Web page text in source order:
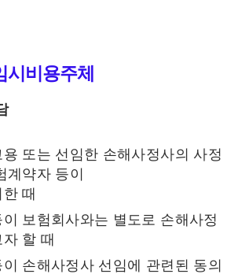
시비용주체
또는 선임한 손해사정사의 사정
계약자 등이
때
보험회사와는 별도로 손해사정
할 때
손해사정사 선임에 관련된 동의